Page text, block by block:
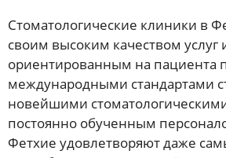
Стоматологические клиники в
своим высоким качеством услуг
ориентированным на пациента
международными стандартами
новейшими
постоянно обученным
Фетхие удовлетворяют даже